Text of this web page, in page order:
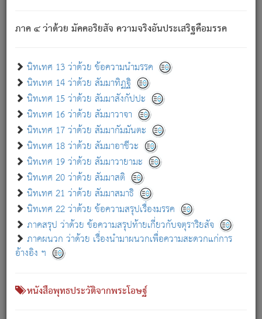
ภาค ๔ ว่าด้วย มัคคอริยสัจ ความจริงอันประเสริฐคือมรรค
นิทเทศ 13 ว่าด้วย ข้อความนำมรรค
นิทเทศ 14 ว่าด้วย สัมมาทิฏฐิ
นิทเทศ 15 ว่าด้วย สัมมาสังกัปปะ
นิทเทศ 16 ว่าด้วย สัมมาวาจา
นิทเทศ 17 ว่าด้วย สัมมากัมมันตะ
นิทเทศ 18 ว่าด้วย สัมมาอาชีวะ
นิทเทศ 19 ว่าด้วย สัมมาวายามะ
นิทเทศ 20 ว่าด้วย สัมมาสติ
นิทเทศ 21 ว่าด้วย สัมมาสมาธิ
นิทเทศ 22 ว่าด้วย ข้อความสรุปเรื่องมรรค
ภาคสรุป ว่าด้วย ข้อความสรุปท้ายเกี่ยวกับจตุราริยสัจ
ภาคผนวก ว่าด้วย เรื่องนำมาผนวกเพื่อความสะดวกแก่การ
อ้างอิง ฯ
หนังสือพุทธประวัติจากพระโอษฐ์
เกี่ยวกับธรรมโฆษณ์ออนไลน์ (Disclaimer)
แม้ระบบ "ธรรมโฆษณ์ออนไลน์" พยายามปรับปรุงข้อมูลให้ถูกต้องมากที่สุด
ผู้ศึกษาก็พึงตรวจสอบกับตัวเล่มหนังสือต้นฉบับ ที่มีการพิมพ์ครั้งล่าสุด
ก่อนนำข้อมูลไปใช้ในการอ้างอิง"
เกี่ยวกับอัตถจารี|เกี่ยวกับการพัฒนา|แจ้งข้อผิดพลาด / แนะนำ
หนังสือที่เกี่ยวข้อง